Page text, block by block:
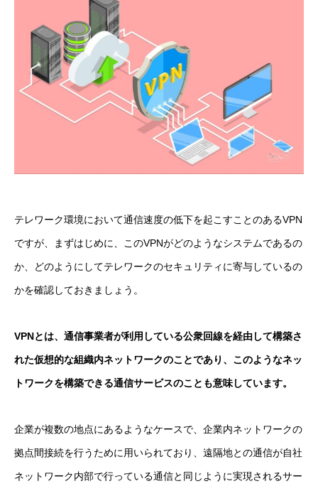
テレワーク環境において通信速度の低下を起こすことのあるVPN
ですが、まずはじめに、このVPNがどのようなシステムであるの
か、どのようにしてテレワークのセキュリティに寄与しているの
かを確認しておきましょう。
VPNとは、通信事業者が利用している公衆回線を経由して構築さ
れた仮想的な組織内ネットワークのことであり、このようなネッ
トワークを構築できる通信サービスのことも意味しています。
企業が複数の地点にあるようなケースで、企業内ネットワークの
拠点間接続を行うために用いられており、遠隔地との通信が自社
ネットワーク内部で行っている通信と同じように実現されるサー